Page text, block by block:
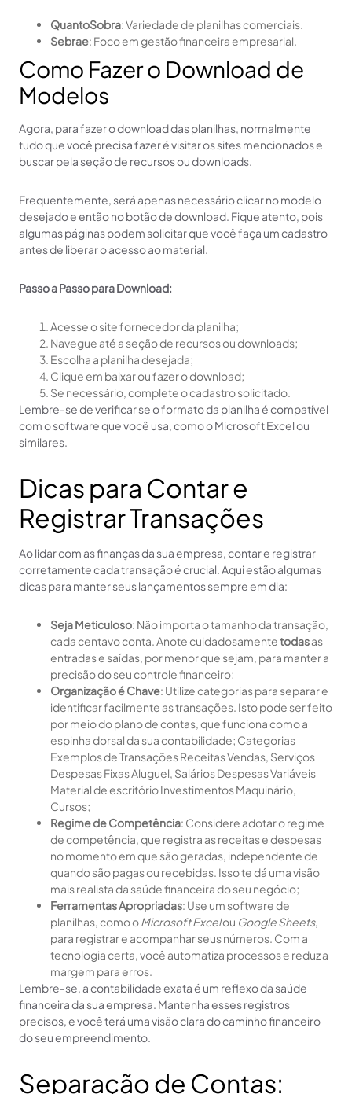
QuantoSobra: Variedade de planilhas comerciais.
Sebrae: Foco em gestão financeira empresarial.
Como Fazer o Download de
Modelos
Agora, para fazer o download das planilhas, normalmente
tudo que você precisa fazer é visitar os sites mencionados e
buscar pela seção de recursos ou downloads.
Frequentemente, será apenas necessário clicar no modelo
desejado e então no botão de download. Fique atento, pois
algumas páginas podem solicitar que você faça um cadastro
antes de liberar o acesso ao material.
Passo a Passo para Download:
Acesse o site fornecedor da planilha;
Navegue até a seção de recursos ou downloads;
Escolha a planilha desejada;
Clique em baixar ou fazer o download;
Se necessário, complete o cadastro solicitado.
Lembre-se de verificar se o formato da planilha é compatível
com o software que você usa, como o Microsoft Excel ou
similares.
Dicas para Contar e
Registrar Transações
Ao lidar com as finanças da sua empresa, contar e registrar
corretamente cada transação é crucial. Aqui estão algumas
dicas para manter seus lançamentos sempre em dia:
Seja Meticuloso: Não importa o tamanho da transação,
cada centavo conta. Anote cuidadosamentetodasas
entradas e saídas, por menor que sejam, para manter a
precisão do seu controle financeiro;
Organização é Chave: Utilize categorias para separar e
identificar facilmente as transações. Isto pode ser feito
por meio do plano de contas, que funciona como a
espinha dorsal da sua contabilidade; Categorias
Exemplos de Transações Receitas Vendas, Serviços
Despesas Fixas Aluguel, Salários Despesas Variáveis
Material de escritório Investimentos Maquinário,
Cursos;
Regime de Competência: Considere adotar o regime
de competência, que registra as receitas e despesas
no momento em que são geradas, independente de
quando são pagas ou recebidas. Isso te dá uma visão
mais realista da saúde financeira do seu negócio;
Ferramentas Apropriadas: Use um software de
planilhas, como oMicrosoft Excelou Google Sheets,
para registrar e acompanhar seus números. Com a
tecnologia certa, você automatiza processos e reduz a
margem para erros.
Lembre-se, a contabilidade exata é um reflexo da saúde
financeira da sua empresa. Mantenha esses registros
precisos, e você terá uma visão clara do caminho financeiro
do seu empreendimento.
Separação de Contas: